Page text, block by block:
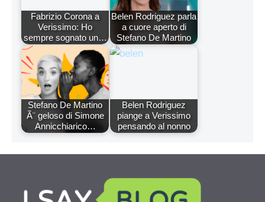
Fabrizio Corona a
Verissimo: Ho
sempre sognato un…
Belen Rodriguez parla
a cuore aperto di
Stefano De Martino
Stefano De Martino
Ã¨ geloso di Simone
Annicchiarico…
Belen Rodriguez
piange a Verissimo
pensando al nonno